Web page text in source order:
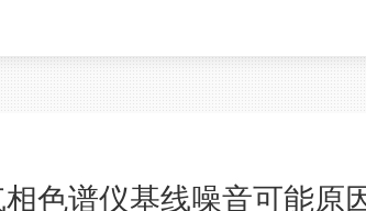
色谱仪基线噪音可能原